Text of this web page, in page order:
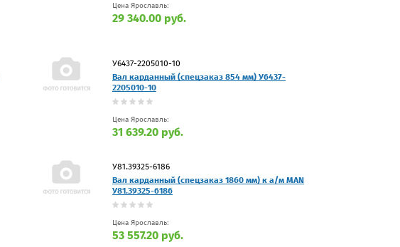
Цена Ярославль:
29 340.00 руб.
У6437-2205010-10
Вал карданный (спецзаказ 854 мм) У6437-
2205010-10
Цена Ярославль:
31 639.20 руб.
У81.39325-6186
Вал карданный (спецзаказ 1860 мм) к а/м MAN
У81.39325-6186
Цена Ярославль:
53 557.20 руб.